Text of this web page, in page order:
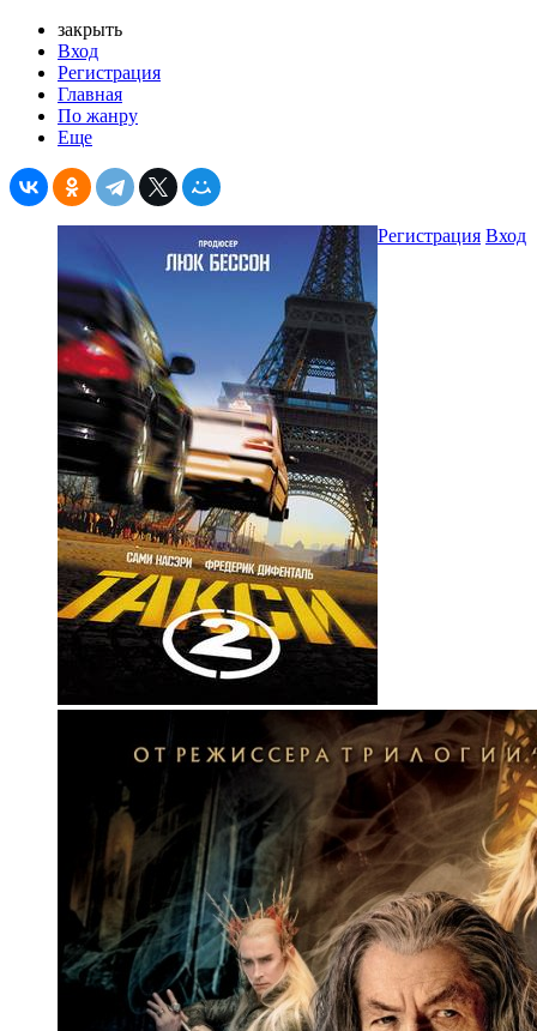
закрыть
Вход
Регистрация
Главная
По жанру
Еще
Регистрация Вход